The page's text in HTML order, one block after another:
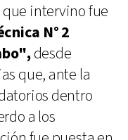
intervino fue
N° 2
desde
que, ante la
dentro
a los